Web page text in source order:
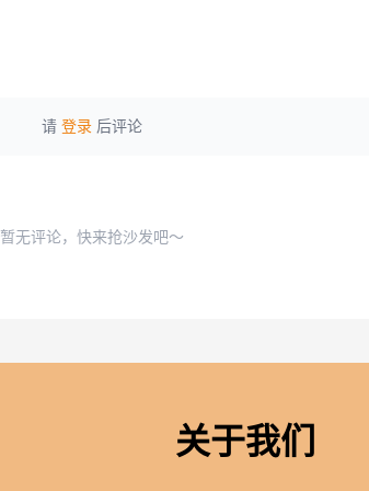
请 登录 后评论
暂无评论，快来抢沙发吧～
关于我们